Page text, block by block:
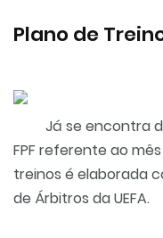
Plano de
Já se encontra
FPF referente ao
treinos é elaborada
de Árbitros da UEFA.